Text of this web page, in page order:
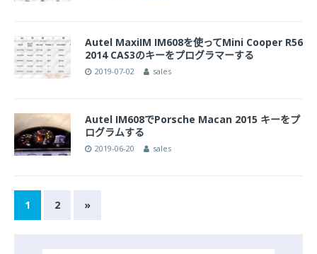
Autel MaxiIM IM608を使ってMini Cooper R56
2014 CAS3のキーをプログラマーする
2019-07-02 sales
Autel IM608でPorsche Macan 2015 キーをプ
ログラムする
2019-06-20 sales
1 2 »